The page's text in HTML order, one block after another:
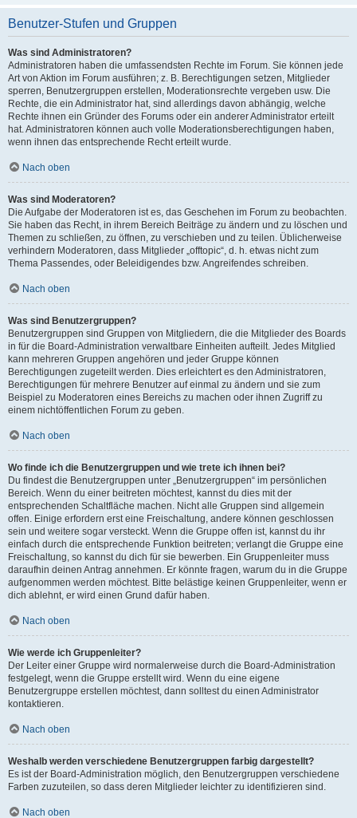
Benutzer-Stufen und Gruppen
Was sind Administratoren?
Administratoren haben die umfassendsten Rechte im Forum. Sie können jede
Art von Aktion im Forum ausführen; z. B. Berechtigungen setzen, Mitglieder
sperren, Benutzergruppen erstellen, Moderationsrechte vergeben usw. Die
Rechte, die ein Administrator hat, sind allerdings davon abhängig, welche
Rechte ihnen ein Gründer des Forums oder ein anderer Administrator erteilt
hat. Administratoren können auch volle Moderationsberechtigungen haben,
wenn ihnen das entsprechende Recht erteilt wurde.
Nach oben
Was sind Moderatoren?
Die Aufgabe der Moderatoren ist es, das Geschehen im Forum zu beobachten.
Sie haben das Recht, in ihrem Bereich Beiträge zu ändern und zu löschen und
Themen zu schließen, zu öffnen, zu verschieben und zu teilen. Üblicherweise
verhindern Moderatoren, dass Mitglieder „offtopic“, d. h. etwas nicht zum
Thema Passendes, oder Beleidigendes bzw. Angreifendes schreiben.
Nach oben
Was sind Benutzergruppen?
Benutzergruppen sind Gruppen von Mitgliedern, die die Mitglieder des Boards
in für die Board-Administration verwaltbare Einheiten aufteilt. Jedes Mitglied
kann mehreren Gruppen angehören und jeder Gruppe können
Berechtigungen zugeteilt werden. Dies erleichtert es den Administratoren,
Berechtigungen für mehrere Benutzer auf einmal zu ändern und sie zum
Beispiel zu Moderatoren eines Bereichs zu machen oder ihnen Zugriff zu
einem nichtöffentlichen Forum zu geben.
Nach oben
Wo finde ich die Benutzergruppen und wie trete ich ihnen bei?
Du findest die Benutzergruppen unter „Benutzergruppen“ im persönlichen
Bereich. Wenn du einer beitreten möchtest, kannst du dies mit der
entsprechenden Schaltfläche machen. Nicht alle Gruppen sind allgemein
offen. Einige erfordern erst eine Freischaltung, andere können geschlossen
sein und weitere sogar versteckt. Wenn die Gruppe offen ist, kannst du ihr
einfach durch die entsprechende Funktion beitreten; verlangt die Gruppe eine
Freischaltung, so kannst du dich für sie bewerben. Ein Gruppenleiter muss
daraufhin deinen Antrag annehmen. Er könnte fragen, warum du in die Gruppe
aufgenommen werden möchtest. Bitte belästige keinen Gruppenleiter, wenn er
dich ablehnt, er wird einen Grund dafür haben.
Nach oben
Wie werde ich Gruppenleiter?
Der Leiter einer Gruppe wird normalerweise durch die Board-Administration
festgelegt, wenn die Gruppe erstellt wird. Wenn du eine eigene
Benutzergruppe erstellen möchtest, dann solltest du einen Administrator
kontaktieren.
Nach oben
Weshalb werden verschiedene Benutzergruppen farbig dargestellt?
Es ist der Board-Administration möglich, den Benutzergruppen verschiedene
Farben zuzuteilen, so dass deren Mitglieder leichter zu identifizieren sind.
Nach oben